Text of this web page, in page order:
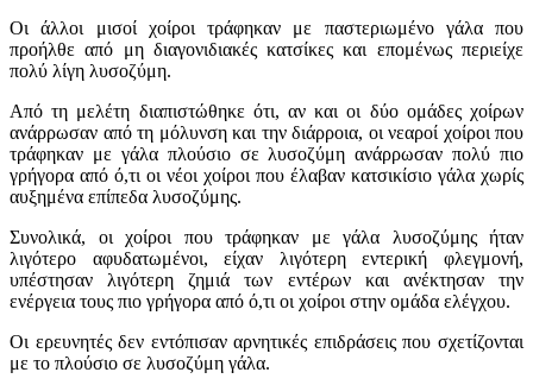
Οι άλλοι μισοί χοίροι τράφηκαν με παστεριωμένο γάλα που
προήλθε από μη διαγονιδιακές κατσίκες και επομένως περιείχε
πολύ λίγη λυσοζύμη.
Από τη μελέτη διαπιστώθηκε ότι, αν και οι δύο ομάδες χοίρων
ανάρρωσαν από τη μόλυνση και την διάρροια, οι νεαροί χοίροι που
τράφηκαν με γάλα πλούσιο σε λυσοζύμη ανάρρωσαν πολύ πιο
γρήγορα από ό,τι οι νέοι χοίροι που έλαβαν κατσικίσιο γάλα χωρίς
αυξημένα επίπεδα λυσοζύμης.
Συνολικά, οι χοίροι που τράφηκαν με γάλα λυσοζύμης ήταν
λιγότερο αφυδατωμένοι, είχαν λιγότερη εντερική φλεγμονή,
υπέστησαν λιγότερη ζημιά των εντέρων και ανέκτησαν την
ενέργεια τους πιο γρήγορα από ό,τι οι χοίροι στην ομάδα ελέγχου.
Οι ερευνητές δεν εντόπισαν αρνητικές επιδράσεις που σχετίζονται
με το πλούσιο σε λυσοζύμη γάλα.